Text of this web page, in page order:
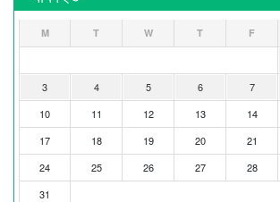
M T W T F
3
4 5 6 7
10
11 12 13 14
17
18 19 20 21
24
25 26 27 28
31